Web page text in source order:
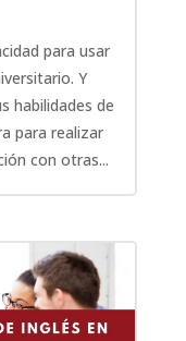
para usar
Y
habilidades de
para realizar
con otras...